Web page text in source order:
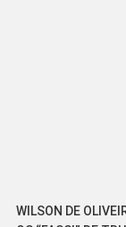
WILSON DE